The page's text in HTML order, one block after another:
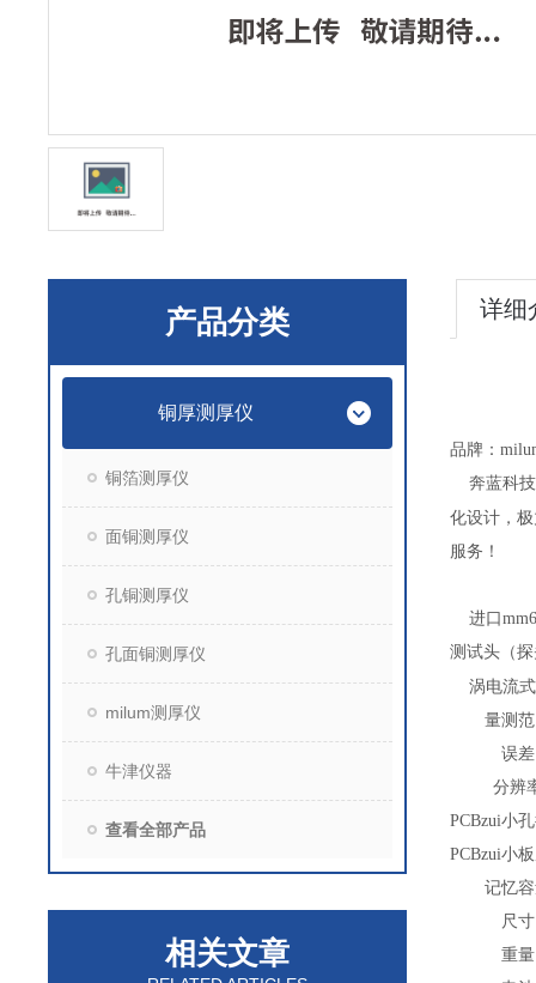
产品分类
铜厚测厚仪
铜箔测厚仪
面铜测厚仪
孔铜测厚仪
孔面铜测厚仪
milum测厚仪
牛津仪器
查看全部产品
相关文章
详细
品牌：
奔蓝科技
化设计，
服务！
进口
测试头（
涡电流
量测
误差
分辨
PCBzui小
PCBzui小
记忆
尺寸
重量